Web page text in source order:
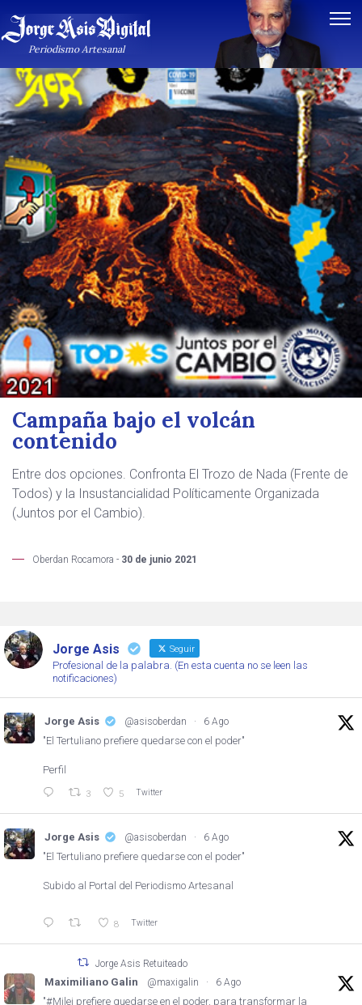
Periodismo Artesanal
Campaña bajo el volcán
contenido
Entre dos opciones. Confronta El Trozo de Nada (Frente de
Todos) y la Insustancialidad Políticamente Organizada
(Juntos por el Cambio).
Oberdan Rocamora - 30 de junio 2021
Jorge Asis Seguir
Profesional de la palabra. (En esta cuenta no se leen las
notificaciones)
Jorge Asis @asisoberdan · 6 Ago
"El Tertuliano prefiere quedarse con el poder"
Perfil
3 5 Twitter
Jorge Asis @asisoberdan · 6 Ago
"El Tertuliano prefiere quedarse con el poder"
Subido al Portal del Periodismo Artesanal
8 Twitter
Jorge Asis Retuiteado
Maximiliano Galin @maxigalin · 6 Ago
"#Milei prefiere quedarse en el poder, para transformar la